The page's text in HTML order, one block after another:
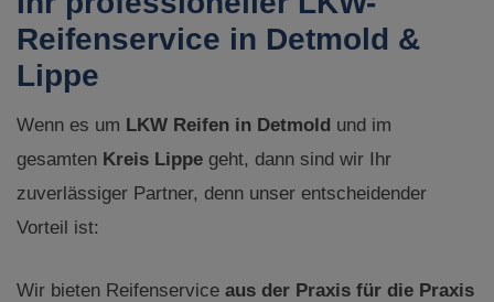
Reifenservice in Detmold &
Lippe
Wenn es um LKW Reifen in Detmold und im
gesamten Kreis Lippe geht, dann sind wir Ihr
zuverlässiger Partner, denn unser entscheidender
Vorteil ist:
Wir bieten Reifenservice aus der Praxis für die Praxis